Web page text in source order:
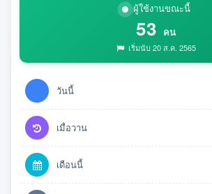
ผู้ใช้งานขณะนี้
53 คน
เริ่มนับ 20 ส.ค. 2565
วันนี้
เมื่อวาน
เดือนนี้